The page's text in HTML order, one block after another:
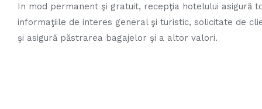
In mod permanent şi gratuit, recepţia hotelului asigură
informaţiile de interes general şi turistic, solicitate de
şi asigură păstrarea bagajelor şi a altor valori.